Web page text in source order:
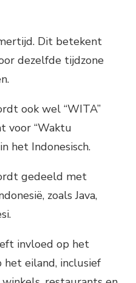
Dit betekent
dezelfde tijdzone
ook wel “WITA”
voor “Waktu
het Indonesisch.
gedeeld met
zoals Java,
invloed op het
het eiland, inclusief